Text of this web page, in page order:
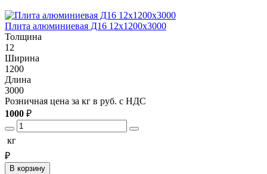
Плита алюминиевая Д16 12х1200х3000
Толщина
12
Ширина
1200
Длина
3000
Розничная цена за кг в руб. с НДС
1000 ₽
кг
₽
В корзину